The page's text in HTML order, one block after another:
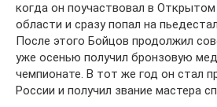
когда он поучаствовал в
области и сразу попал на
После этого Бойцов продолжил
уже осенью получил бронзовую
чемпионате. В тот же год он стал
России и получил звание мастера